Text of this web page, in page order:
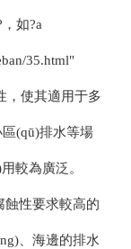
，如?a
35.html"
，使其適用于多
小區(qū)排水等場
為廣泛。
蝕性要求較高的
、海邊的排水